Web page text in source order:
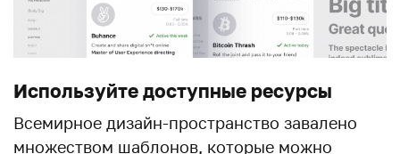
Используйте доступные ресурсы
Всемирное дизайн-пространство завалено
множеством шаблонов, которые можно